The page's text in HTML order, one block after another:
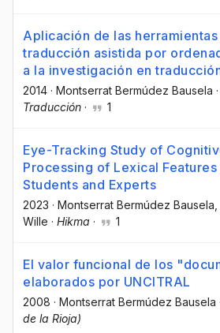
Aplicación de las herramientas
traducción asistida por
a la investigación en
2014 · Montserrat Bermúdez Bausela ·
Traducción · 1
Eye-Tracking Study of
Processing of Lexical Features
Students and Experts
2023 · Montserrat Bermúdez Bausela
Wille · Hikma · 1
El valor funcional de los
elaborados por UNCITRAL
2008 · Montserrat Bermúdez Bausela
de la Rioja)